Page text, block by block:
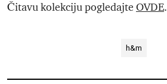
Čitavu kolekciju pogledajte OVDE.
h&m